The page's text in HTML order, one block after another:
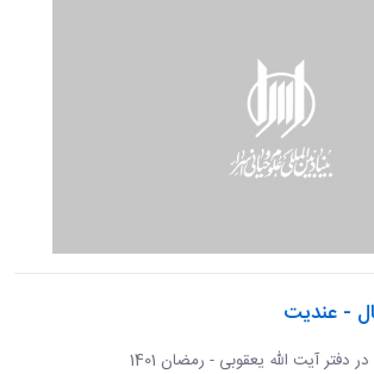
- عندیت
دفتر آیت الله یعقوبی - رمضان 1401